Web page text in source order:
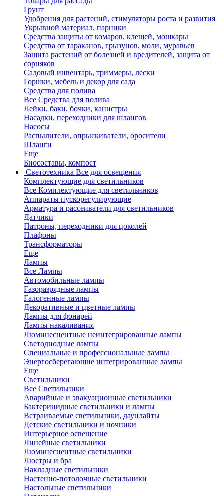
Грунт
Удобрения для растений, стимуляторы роста и развития
Укрывной материал, парники
Средства защиты от комаров, клещей, мошкары
Средства от тараканов, грызунов, моли, муравьев
Защита растений от болезней и вредителей, защита от
сорняков
Садовый инвентарь, триммеры, лески
Горшки, мебель и декор для сада
Средства для полива
Все Средства для полива
Лейки, баки, бочки, канистры
Насадки, переходники для шлангов
Насосы
Распылители, опрыскиватели, оросители
Шланги
Еще
Биосоставы, компост
Светотехника Все для освещения
Комплектующие для светильников
Все Комплектующие для светильников
Аппараты пускорегулирующие
Арматура и рассеиватели для светильников
Датчики
Патроны, переходники для цоколей
Плафоны
Трансформаторы
Еще
Лампы
Все Лампы
Автомобильные лампы
Газоразрядные лампы
Галогенные лампы
Декоративные и цветные лампы
Лампы для фонарей
Лампы накаливания
Люминесцентные неинтегрированные лампы
Светодиодные лампы
Специальные и профессиональные лампы
Энергосберегающие интегрированные лампы
Еще
Светильники
Все Светильники
Аварийные и эвакуационные светильники
Бактерицидные светильники и лампы
Встраиваемые светильники, даунлайты
Детские светильники и ночники
Интерьерное освещение
Линейные светильники
Люминесцентные светильники
Люстры и бра
Накладные светильники
Настенно-потолочные светильники
Настольные светильники